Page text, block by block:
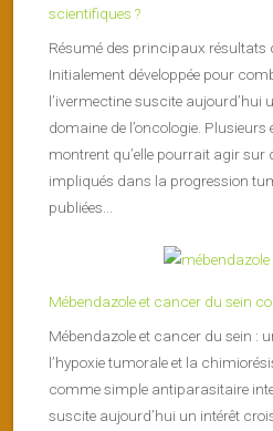
scientifiques ?
Résumé des principaux résultats
Initialement développée pour
l’ivermectine suscite aujourd’hui
domaine de l’oncologie.
montrent qu’elle pourrait agir
impliqués dans la progression
publiées...
Mébendazole et cancer du sein
Mébendazole et cancer du sein :
l’hypoxie tumorale et la
comme simple antiparasitaire
suscite aujourd’hui un intérêt